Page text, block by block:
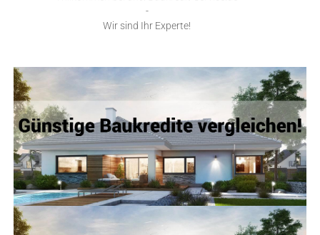
-
Wir sind Ihr Experte!